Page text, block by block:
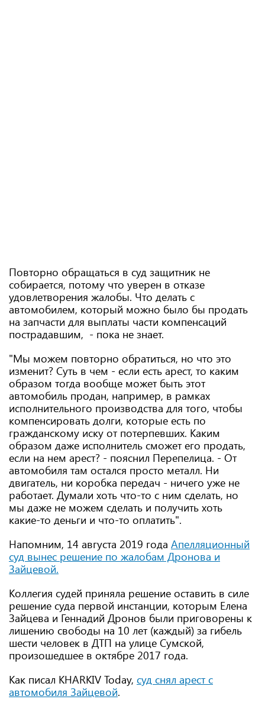
Повторно обращаться в суд защитник не
собирается, потому что уверен в отказе
удовлетворения жалобы. Что делать с
автомобилем, который можно было бы продать
на запчасти для выплаты части компенсаций
пострадавшим, - пока не знает.
"Мы можем повторно обратиться, но что это
изменит? Суть в чем - если есть арест, то каким
образом тогда вообще может быть этот
автомобиль продан, например, в рамках
исполнительного производства для того, чтобы
компенсировать долги, которые есть по
гражданскому иску от потерпевших. Каким
образом даже исполнитель сможет его продать,
если на нем арест? - пояснил Перепелица. - От
автомобиля там остался просто металл. Ни
двигатель, ни коробка передач - ничего уже не
работает. Думали хоть что-то с ним сделать, но
мы даже не можем сделать и получить хоть
какие-то деньги и что-то оплатить".
Напомним, 14 августа 2019 года Апелляционный
суд вынес решение по жалобам Дронова и
Зайцевой.
Коллегия судей приняла решение оставить в силе
решение суда первой инстанции, которым Елена
Зайцева и Геннадий Дронов были приговорены к
лишению свободы на 10 лет (каждый) за гибель
шести человек в ДТП на улице Сумской,
произошедшее в октябре 2017 года.
Как писал KHARKIV Today, суд снял арест с
автомобиля Зайцевой.